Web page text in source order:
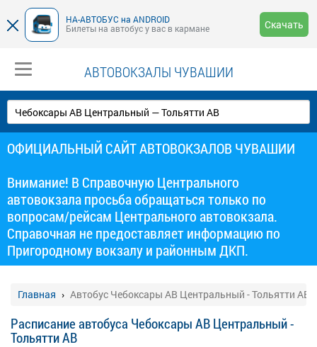
НА-АВТОБУС на ANDROID
Билеты на автобус у вас в кармане
Скачать
АВТОВОКЗАЛЫ ЧУВАШИИ
ОФИЦИАЛЬНЫЙ САЙТ АВТОВОКЗАЛОВ ЧУВАШИИ
Внимание! В Справочную Центрального
автовокзала просьба обращаться только по
вопросам/рейсам Центрального автовокзала.
Справочная не предоставляет информацию по
Пригородному вокзалу и районным ДКП.
Главная Автобус Чебоксары АВ Центральный - Тольятти АВ
Расписание автобуса Чебоксары АВ Центральный -
Тольятти АВ